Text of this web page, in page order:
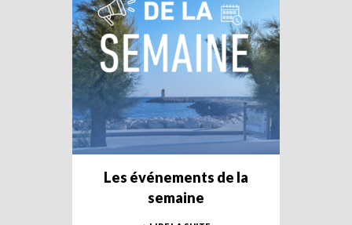
Les événements de la
semaine